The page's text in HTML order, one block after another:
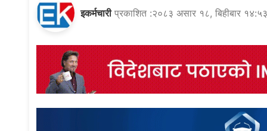
इकर्मचारी प्रकाशित :२०८३ असार १८, बिहीबार १४:५३